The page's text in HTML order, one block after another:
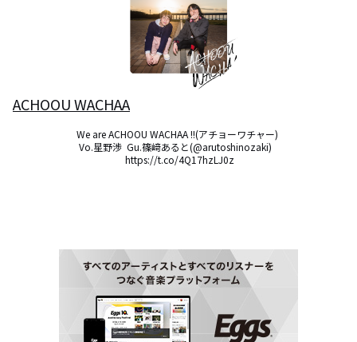
ACHOOU WACHAA
We are ACHOOU WACHAA !!(アチョーワチャー)
Vo.星野渉  Gu.篠﨑あると(@arutoshinozaki)
https://t.co/4Q17hzLJ0z